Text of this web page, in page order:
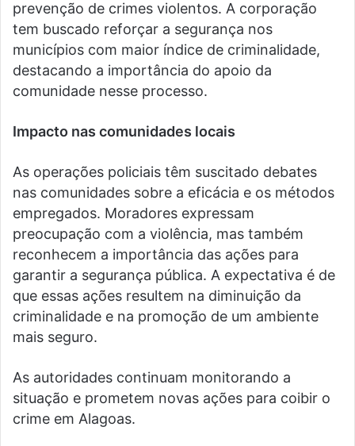
prevenção de crimes violentos. A corporação
tem buscado reforçar a segurança nos
municípios com maior índice de criminalidade,
destacando a importância do apoio da
comunidade nesse processo.
Impacto nas comunidades locais
As operações policiais têm suscitado debates
nas comunidades sobre a eficácia e os métodos
empregados. Moradores expressam
preocupação com a violência, mas também
reconhecem a importância das ações para
garantir a segurança pública. A expectativa é de
que essas ações resultem na diminuição da
criminalidade e na promoção de um ambiente
mais seguro.
As autoridades continuam monitorando a
situação e prometem novas ações para coibir o
crime em Alagoas.